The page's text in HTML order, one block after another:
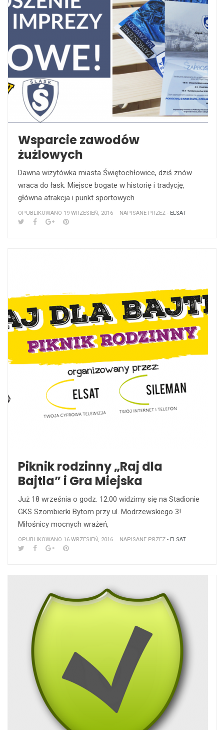
Wsparcie zawodów
żużlowych
Dawna wizytówka miasta Świętochłowice, dziś znów
wraca do łask. Miejsce bogate w historię i tradycję,
główna atrakcja i punkt sportowych
OPUBLIKOWANO 19 WRZESIEŃ, 2016 NAPISANE PRZEZ - ELSAT
Piknik rodzinny „Raj dla
Bajtla” i Gra Miejska
Już 18 września o godz. 12:00 widzimy się na Stadionie
GKS Szombierki Bytom przy ul. Modrzewskiego 3!
Miłośnicy mocnych wrażeń,
OPUBLIKOWANO 16 WRZESIEŃ, 2016 NAPISANE PRZEZ - ELSAT